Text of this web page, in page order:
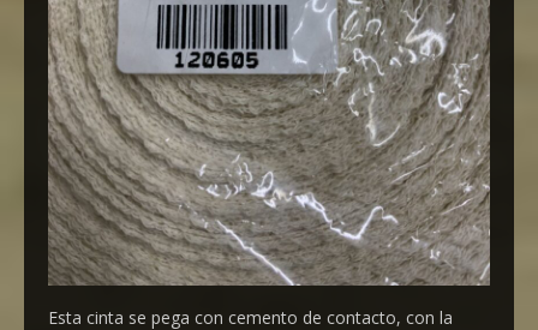
Esta cinta se pega con cemento de contacto, con la